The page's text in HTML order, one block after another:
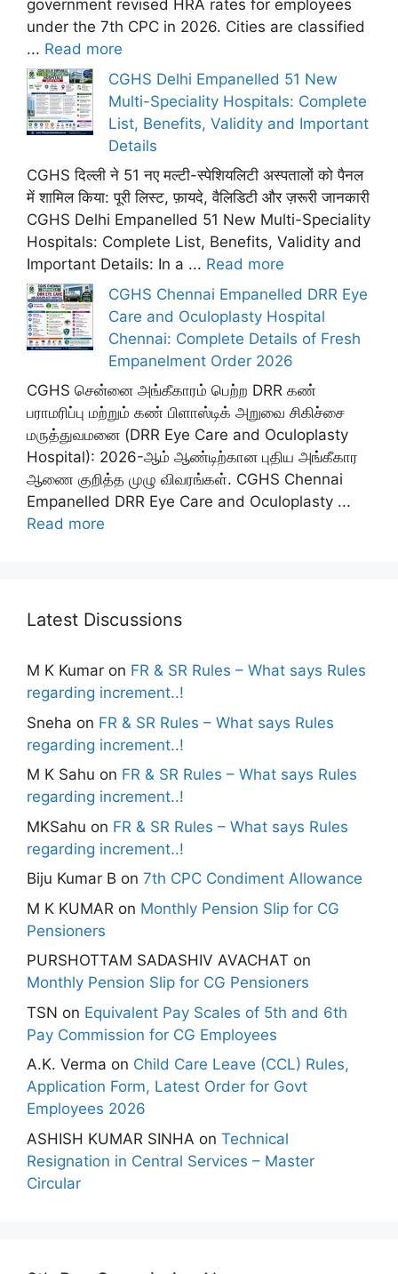
government revised HRA rates for employees
under the 7th CPC in 2026. Cities are classified
... Read more
CGHS Delhi Empanelled 51 New
Multi-Speciality Hospitals: Complete
List, Benefits, Validity and Important
Details
CGHS दिल्ली ने 51 नए मल्टी-स्पेशियलिटी अस्पतालों को पैनल
में शामिल किया: पूरी लिस्ट, फ़ायदे, वैलिडिटी और ज़रूरी जानकारी
CGHS Delhi Empanelled 51 New Multi-Speciality
Hospitals: Complete List, Benefits, Validity and
Important Details: In a ... Read more
CGHS Chennai Empanelled DRR Eye
Care and Oculoplasty Hospital
Chennai: Complete Details of Fresh
Empanelment Order 2026
CGHS சென்னை அங்கீகாரம் பெற்ற DRR கண்
பராமரிப்பு மற்றும் கண் பிளாஸ்டிக் அறுவை சிகிச்சை
மருத்துவமனை (DRR Eye Care and Oculoplasty
Hospital): 2026-ஆம் ஆண்டிற்கான புதிய அங்கீகார
ஆணை குறித்த முழு விவரங்கள். CGHS Chennai
Empanelled DRR Eye Care and Oculoplasty ...
Read more
Latest Discussions
M K Kumar on FR & SR Rules – What says Rules
regarding increment..!
Sneha on FR & SR Rules – What says Rules
regarding increment..!
M K Sahu on FR & SR Rules – What says Rules
regarding increment..!
MKSahu on FR & SR Rules – What says Rules
regarding increment..!
Biju Kumar B on 7th CPC Condiment Allowance
M K KUMAR on Monthly Pension Slip for CG
Pensioners
PURSHOTTAM SADASHIV AVACHAT on
Monthly Pension Slip for CG Pensioners
TSN on Equivalent Pay Scales of 5th and 6th
Pay Commission for CG Employees
A.K. Verma on Child Care Leave (CCL) Rules,
Application Form, Latest Order for Govt
Employees 2026
ASHISH KUMAR SINHA on Technical
Resignation in Central Services – Master
Circular